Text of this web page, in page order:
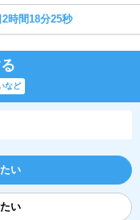
時間18分24秒
など
い
い